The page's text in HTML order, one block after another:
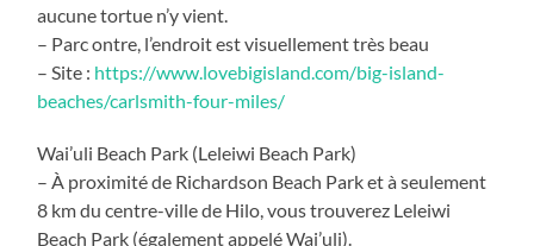
aucune tortue n’y vient.
– Parc ontre, l’endroit est visuellement très beau
– Site : https://www.lovebigisland.com/big-island-
beaches/carlsmith-four-miles/
Wai’uli Beach Park (Leleiwi Beach Park)
– À proximité de Richardson Beach Park et à seulement
8 km du centre-ville de Hilo, vous trouverez Leleiwi
Beach Park (également appelé Wai’uli).